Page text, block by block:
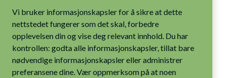
nettstedet fungerer som det skal, forbedre
opplevelsen din og vise deg relevant innhold. Du har
kontrollen: godta alle informasjonskapsler, tillat bare
nødvendige informasjonskapsler eller administrer
preferansene dine. Vær oppmerksom på at noen